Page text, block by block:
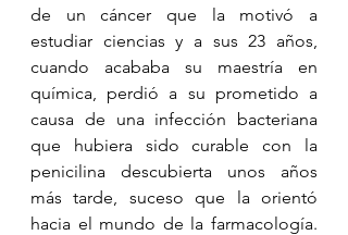
de un cáncer que la motivó a
estudiar ciencias y a sus 23 años,
cuando acababa su maestría en
química, perdió a su prometido a
causa de una infección bacteriana
que hubiera sido curable con la
penicilina descubierta unos años
más tarde, suceso que la orientó
hacia el mundo de la farmacología.